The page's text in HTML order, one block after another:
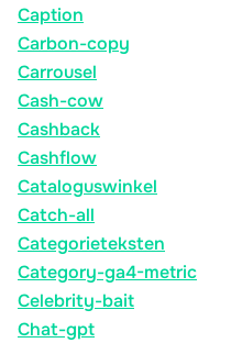
Caption
Carbon-copy
Carrousel
Cash-cow
Cashback
Cashflow
Cataloguswinkel
Catch-all
Categorieteksten
Category-ga4-metric
Celebrity-bait
Chat-gpt